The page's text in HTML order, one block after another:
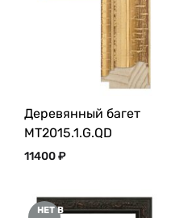
Деревянный багет
MT2015.1.G.QD
11400₽
НЕТ В